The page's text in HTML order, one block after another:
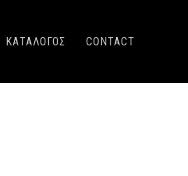
ΚΑΤΑΛΟΓΟΣ CONTACT